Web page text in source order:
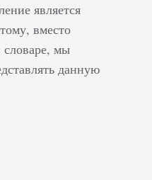
Что бренд
сделать.
это не удалось.
является
вместо
словаре, мы
данную